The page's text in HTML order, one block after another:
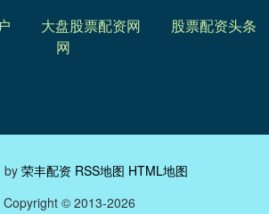
大盘股票配资网
股票配资头条
网
by 荣丰配资 RSS地图 HTML地图
Copyright © 2013-2026